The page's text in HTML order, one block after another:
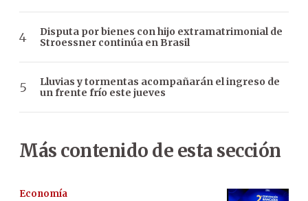
Disputa por bienes con hijo extramatrimonial de
Stroessner continúa en Brasil
Lluvias y tormentas acompañarán el ingreso de
un frente frío este jueves
Más contenido de esta sección
Economía